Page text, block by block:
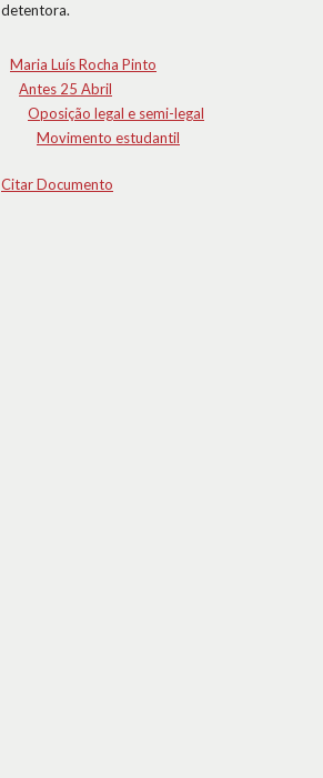
detentora.
Maria Luís Rocha Pinto
Antes 25 Abril
Oposição legal e semi-legal
Movimento estudantil
Citar Documento